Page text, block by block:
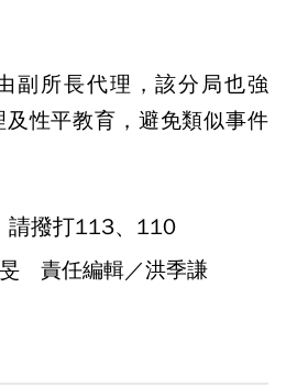
副所長代理，該分局也強
性平教育，避免類似事件
撥打113、110
責任編輯／洪季謙